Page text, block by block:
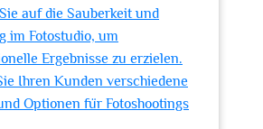
auf die Sauberkeit und
im Fotostudio, um
Ergebnisse zu erzielen.
Ihren Kunden verschiedene
Optionen für Fotoshootings